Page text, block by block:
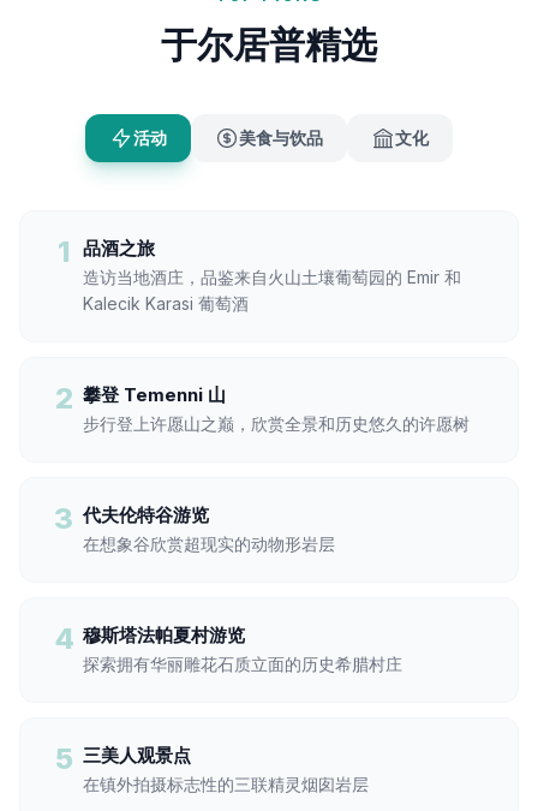
于尔居普精选
活动 美食与饮品 文化
1 品酒之旅
造访当地酒庄，品鉴来自火山土壤葡萄园的 Emir 和
Kalecik Karasi 葡萄酒
2 攀登 Temenni 山
步行登上许愿山之巅，欣赏全景和历史悠久的许愿树
3 代夫伦特谷游览
在想象谷欣赏超现实的动物形岩层
4 穆斯塔法帕夏村游览
探索拥有华丽雕花石质立面的历史希腊村庄
5 三美人观景点
在镇外拍摄标志性的三联精灵烟囱岩层